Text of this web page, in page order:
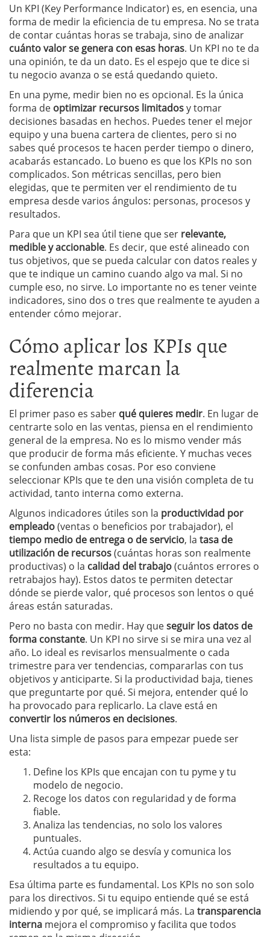
Un KPI (Key Performance Indicator) es, en esencia, una
forma de medir la eficiencia de tu empresa. No se trata
de contar cuántas horas se trabaja, sino de analizar
cuánto valor se genera con esas horas. Un KPI no te da
una opinión, te da un dato. Es el espejo que te dice si
tu negocio avanza o se está quedando quieto.
En una pyme, medir bien no es opcional. Es la única
forma de optimizar recursos limitadosy tomar
decisiones basadas en hechos. Puedes tener el mejor
equipo y una buena cartera de clientes, pero si no
sabes qué procesos te hacen perder tiempo o dinero,
acabarás estancado. Lo bueno es que los KPIs no son
complicados. Son métricas sencillas, pero bien
elegidas, que te permiten ver el rendimiento de tu
empresa desde varios ángulos: personas, procesos y
resultados.
Para que un KPI sea útil tiene que ser relevante,
medible y accionable. Es decir, que esté alineado con
tus objetivos, que se pueda calcular con datos reales y
que te indique un camino cuando algo va mal. Si no
cumple eso, no sirve. Lo importante no es tener veinte
indicadores, sino dos o tres que realmente te ayuden a
entender cómo mejorar.
Cómo aplicar los KPIs que
realmente marcan la
diferencia
El primer paso es saber qué quieres medir. En lugar de
centrarte solo en las ventas, piensa en el rendimiento
general de la empresa. No es lo mismo vender más
que producir de forma más eficiente. Y muchas veces
se confunden ambas cosas. Por eso conviene
seleccionar KPIs que te den una visión completa de tu
actividad, tanto interna como externa.
Algunos indicadores útiles son la productividad por
empleado(ventas o beneficios por trabajador), el
tiempo medio de entrega o de servicio, la tasa de
utilización de recursos(cuántas horas son realmente
productivas) o la calidad del trabajo(cuántos errores o
retrabajos hay). Estos datos te permiten detectar
dónde se pierde valor, qué procesos son lentos o qué
áreas están saturadas.
Pero no basta con medir. Hay queseguir los datos de
forma constante. Un KPI no sirve si se mira una vez al
año. Lo ideal es revisarlos mensualmente o cada
trimestre para ver tendencias, compararlas con tus
objetivos y anticiparte. Si la productividad baja, tienes
que preguntarte por qué. Si mejora, entender qué lo
ha provocado para replicarlo. La clave está en
convertir los números en decisiones.
Una lista simple de pasos para empezar puede ser
esta:
Define los KPIs que encajan con tu pyme y tu
modelo de negocio.
Recoge los datos con regularidad y de forma
fiable.
Analiza las tendencias, no solo los valores
puntuales.
Actúa cuando algo se desvía y comunica los
resultados a tu equipo.
Esa última parte es fundamental. Los KPIs no son solo
para los directivos. Si tu equipo entiende qué se está
midiendo y por qué, se implicará más. La transparencia
interna mejora el compromiso y facilita que todos